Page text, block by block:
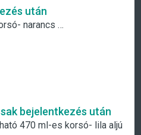
után
Szublimálható 470 ml-es korsó- narancs aljú
bejelentkezés után
470 ml-es korsó- lila aljú